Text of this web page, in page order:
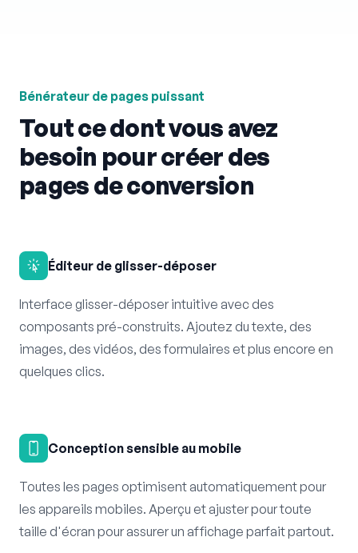
Bénérateur de pages puissant
Tout ce dont vous avez
besoin pour créer des
pages de conversion
Éditeur de glisser-déposer
Interface glisser-déposer intuitive avec des
composants pré-construits. Ajoutez du texte, des
images, des vidéos, des formulaires et plus encore en
quelques clics.
Conception sensible au mobile
Toutes les pages optimisent automatiquement pour
les appareils mobiles. Aperçu et ajuster pour toute
taille d'écran pour assurer un affichage parfait partout.